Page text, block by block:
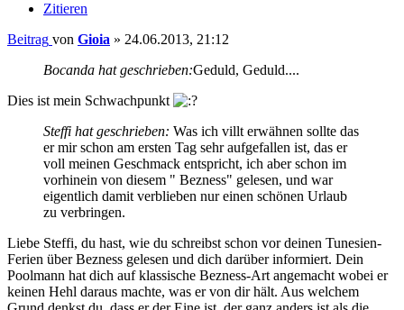
Zitieren
Beitrag von Gioia » 24.06.2013, 21:12
Bocanda hat geschrieben:Geduld, Geduld....
Dies ist mein Schwachpunkt
Steffi hat geschrieben: Was ich villt erwähnen sollte das
er mir schon am ersten Tag sehr aufgefallen ist, das er
voll meinen Geschmack entspricht, ich aber schon im
vorhinein von diesem " Bezness" gelesen, und war
eigentlich damit verblieben nur einen schönen Urlaub
zu verbringen.
Liebe Steffi, du hast, wie du schreibst schon vor deinen Tunesien-
Ferien über Bezness gelesen und dich darüber informiert. Dein
Poolmann hat dich auf klassische Bezness-Art angemacht wobei er
keinen Hehl daraus machte, was er von dir hält. Aus welchem